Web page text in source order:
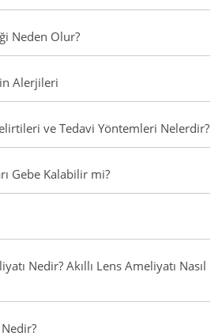
Neden Olur?
Alerjileri
ve Tedavi Yöntemleri Nelerdir?
Gebe Kalabilir mi?
Nedir? Akıllı Lens Ameliyatı Nasıl